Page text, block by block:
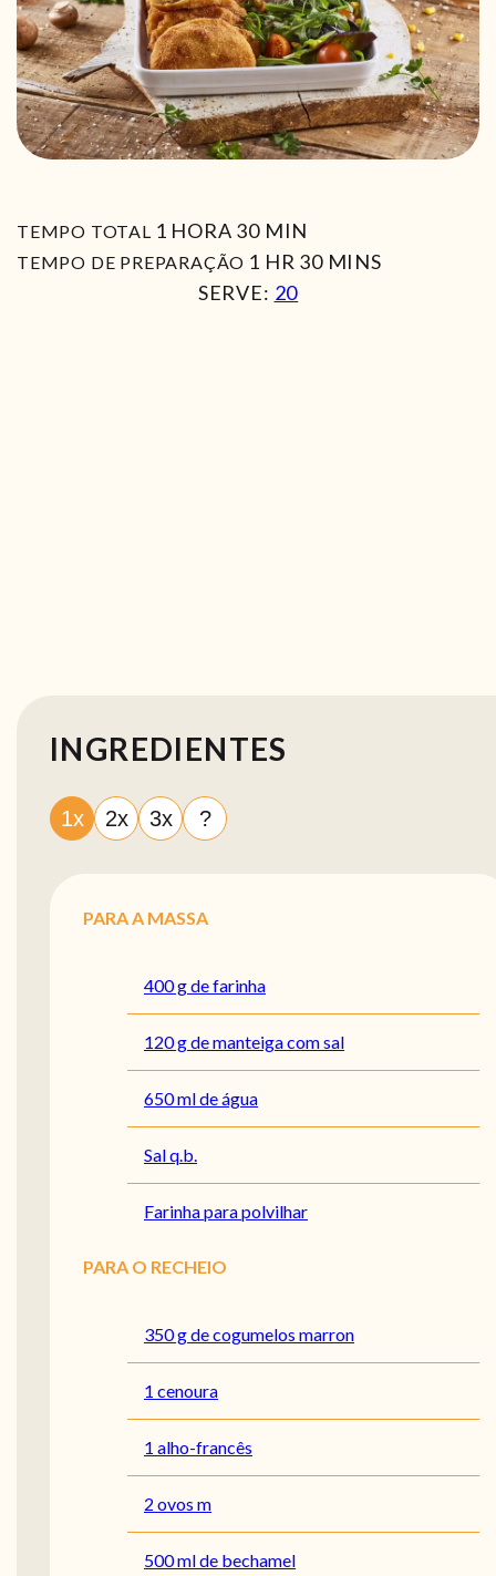
TEMPO TOTAL 1 HORA
HORA 30MIN
MIN
TEMPO DE PREPARAÇÃO 1 HORA
HR 30MIN
MINS
SERVE: 20
INGREDIENTES
1x 2x 3x ?
PARA A MASSA
400 g de farinha
120 g de manteiga com sal
650 ml de água
Sal q.b.
Farinha para polvilhar
PARA O RECHEIO
350 g de cogumelos marron
1 cenoura
1 alho-francês
2 ovos m
500 ml de bechamel